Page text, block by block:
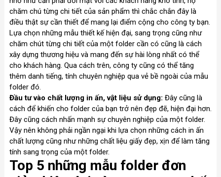
chăm chú từng chi tiết của sản phẩm thì chắc chắn đây là
điều thật sự cần thiết để mang lại điểm cộng cho công ty bạn.
Lựa chọn những mẫu thiết kế hiện đại, sang trọng cũng như
chăm chút từng chi tiết của một folder cần có cũng là cách
xây dựng thương hiệu và mang đến sự hài lòng nhất có thể
cho khách hàng. Qua cách trên, công ty cũng có thể tăng
thêm danh tiếng, tính chuyên nghiệp qua vẻ bề ngoài của mẫu
folder đó.
Đầu tư vào chất lượng in ấn, vật liệu sử dụng: Đây cũng là
cách để khiến cho folder của bạn trở nên đẹp đẽ, hiện đại hơn.
Đây cũng cách nhấn mạnh sự chuyên nghiệp của một folder.
Vậy nên không phải ngần ngại khi lựa chọn những cách in ấn
chất lượng cũng như những chất liệu giấy đẹp, xịn để làm tăng
tính sang trọng của một folder.
Top 5 những mẫu folder đơn